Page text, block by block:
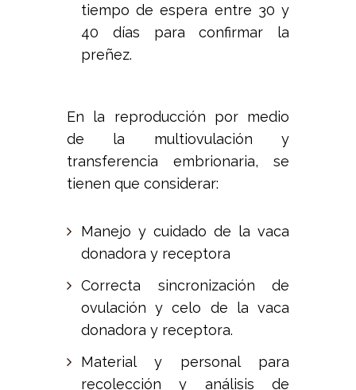
tiempo de espera entre 30 y
40 días para confirmar la
preñez.
En la reproducción por medio
de la multiovulación y
transferencia embrionaria, se
tienen que considerar:
Manejo y cuidado de la vaca
donadora y receptora
Correcta sincronización de
ovulación y celo de la vaca
donadora y receptora.
Material y personal para
recolección y análisis de